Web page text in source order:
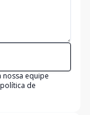
nossa equipe
política de